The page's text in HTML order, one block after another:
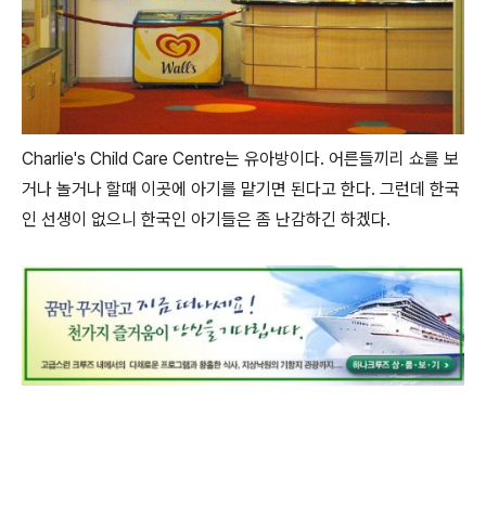
Charlie's Child Care Centre는 유아방이다. 어른들끼리 쇼를 보
거나 놀거나 할때 이곳에 아기를 맡기면 된다고 한다. 그런데 한국
인 선생이 없으니 한국인 아기들은 좀 난감하긴 하겠다.